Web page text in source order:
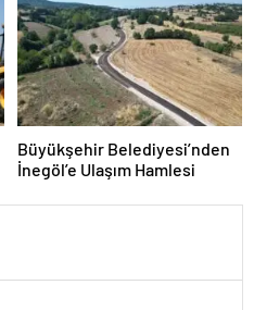
Büyükşehir Belediyesi’nden
İnegöl’e Ulaşım Hamlesi